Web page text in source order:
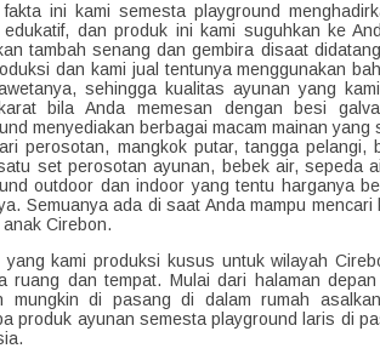
fakta ini kami semesta playground
edukatif, dan produk ini kami suguhkan ke
tambah senang dan gembira disaat
dan kami jual tentunya menggunakan
sehingga kualitas ayunan yang
bila Anda memesan dengan besi
menyediakan berbagai macam mainan
perosotan, mangkok putar, tangga pelangi,
set perosotan ayunan, bebek air, sepeda
outdoor dan indoor yang tentu harganya
Semuanya ada di saat Anda mampu
Cirebon.
yang kami produksi kusus untuk wilayah
ruang dan tempat. Mulai dari halaman
mungkin di pasang di dalam rumah
produk ayunan semesta playground laris di